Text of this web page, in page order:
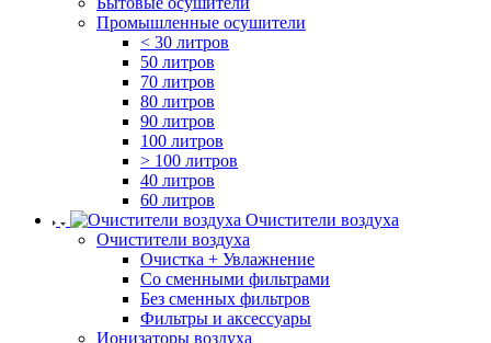
Промышленные осушители
< 30 литров
50 литров
70 литров
80 литров
90 литров
100 литров
> 100 литров
40 литров
60 литров
Очистители воздуха
Очистители воздуха
Очистка + Увлажнение
Cо сменными фильтрами
Без сменных фильтров
Фильтры и аксессуары
Ионизаторы воздуха